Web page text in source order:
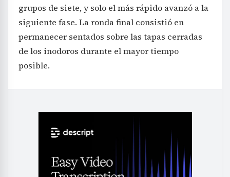
grupos de siete, y solo el más rápido avanzó a la
siguiente fase. La ronda final consistió en
permanecer sentados sobre las tapas cerradas
de los inodoros durante el mayor tiempo
posible.